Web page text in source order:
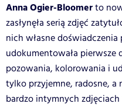
Anna Ogier-Bloomerto
zasłynęła serią zdjęć
nich własne
udokumentowała pierwsze
pozowania, kolorowania i
tylko przyjemne, radosne, a
bardzo intymnych